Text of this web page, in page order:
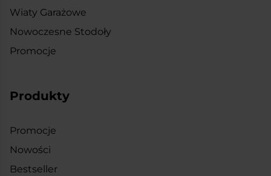
Wiaty Garażowe
Nowoczesne Stodoły
Promocje
Produkty
Promocje
Nowości
Bestseller